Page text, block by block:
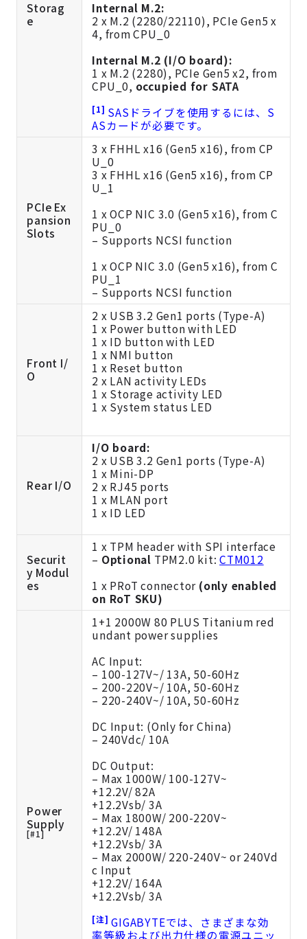
Storag
e
Internal M.2:
2 x M.2 (2280/22110), PCIe Gen5 x
4, from CPU_0
Internal M.2 (I/O board):
1 x M.2 (2280), PCIe Gen5 x2, from
CPU_0, occupied for SATA
[1] SASドライブを使用するには、S
ASカードが必要です。
PCIe Ex
pansion
Slots
3 x FHHL x16 (Gen5 x16), from CP
U_0
3 x FHHL x16 (Gen5 x16), from CP
U_1
1 x OCP NIC 3.0 (Gen5 x16), from C
PU_0
– Supports NCSI function
1 x OCP NIC 3.0 (Gen5 x16), from C
PU_1
– Supports NCSI function
Front I/
O
2 x USB 3.2 Gen1 ports (Type-A)
1 x Power button with LED
1 x ID button with LED
1 x NMI button
1 x Reset button
2 x LAN activity LEDs
1 x Storage activity LED
1 x System status LED
Rear I/O
I/O board:
2 x USB 3.2 Gen1 ports (Type-A)
1 x Mini-DP
2 x RJ45 ports
1 x MLAN port
1 x ID LED
Securit
y Modul
es
1 x TPM header with SPI interface
– Optional TPM2.0 kit:CTM012
1 x PRoT connector (only enabled
on RoT SKU)
Power
Supply
[#1]
1+1 2000W 80 PLUS Titanium red
undant power supplies
AC Input:
– 100-127V~/ 13A, 50-60Hz
– 200-220V~/ 10A, 50-60Hz
– 220-240V~/ 10A, 50-60Hz
DC Input: (Only for China)
– 240Vdc/ 10A
DC Output:
– Max 1000W/ 100-127V~
+12.2V/ 82A
+12.2Vsb/ 3A
– Max 1800W/ 200-220V~
+12.2V/ 148A
+12.2Vsb/ 3A
– Max 2000W/ 220-240V~ or 240Vd
c Input
+12.2V/ 164A
+12.2Vsb/ 3A
[注]GIGABYTEでは、さまざまな効
率等級および出力仕様の電源ユニッ